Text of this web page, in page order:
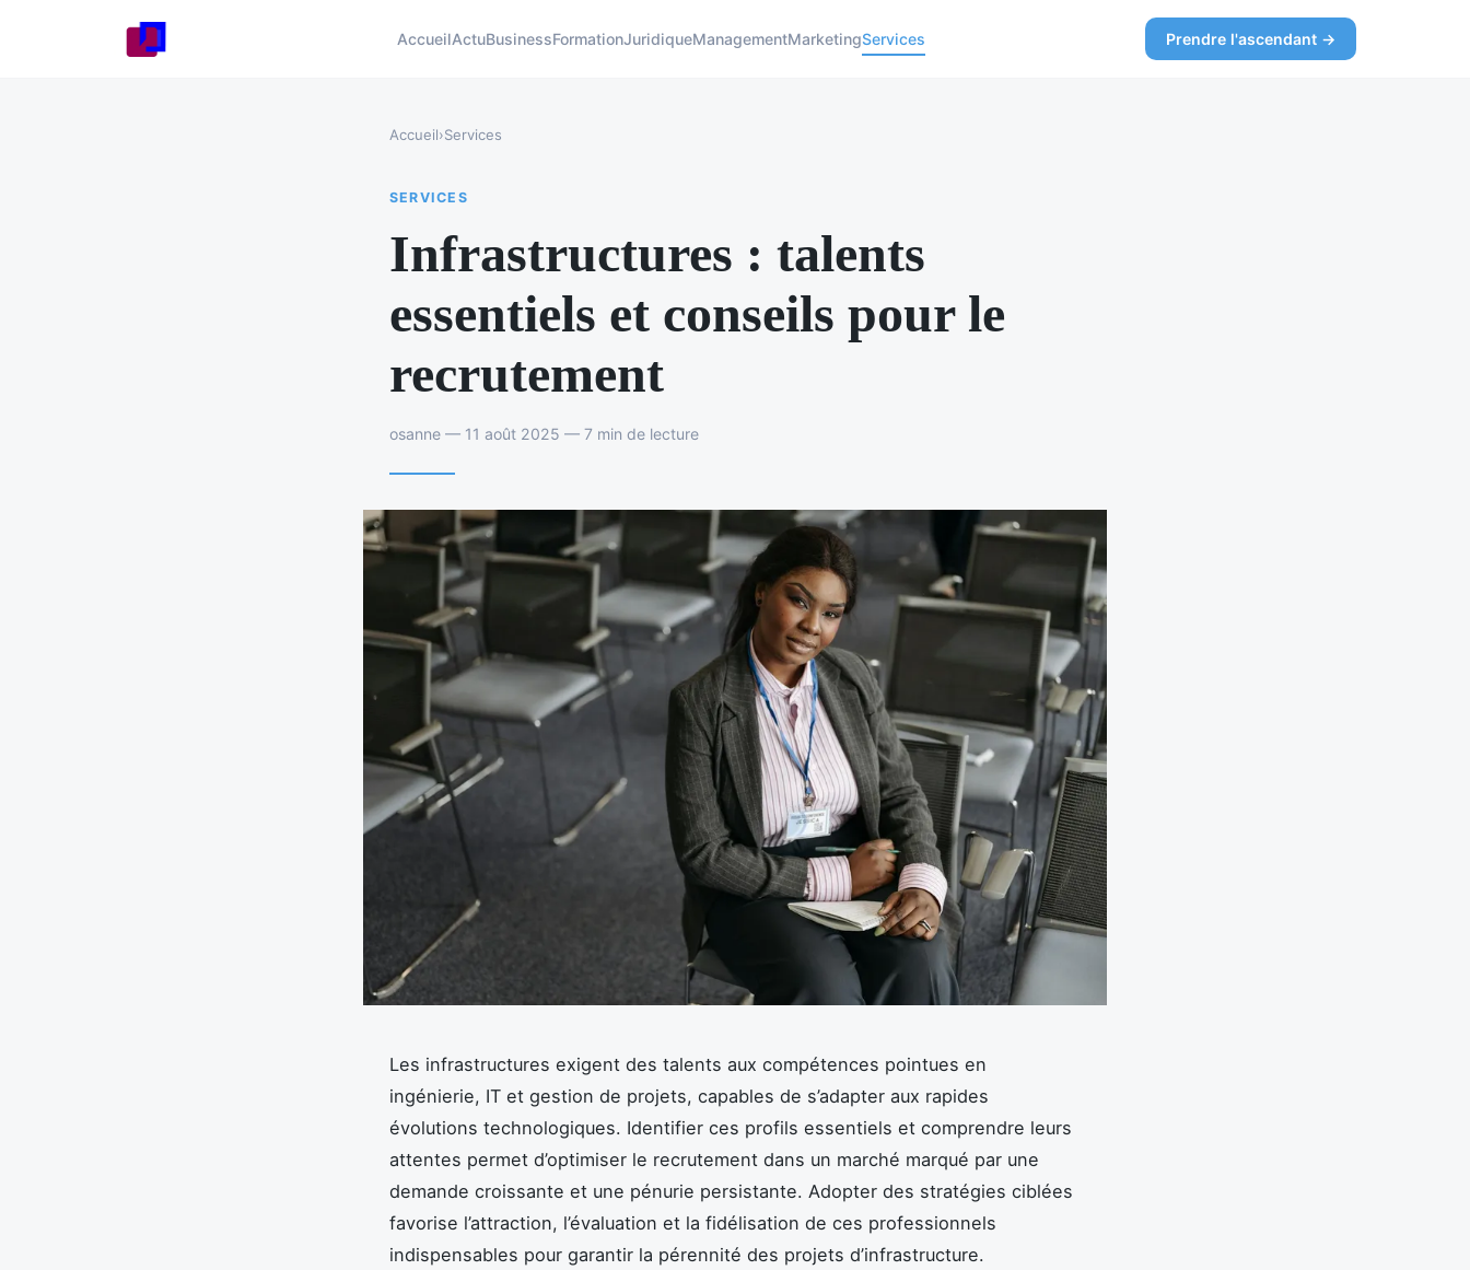
AccueilActuBusinessFormationJuridiqueManagementMarketingServices Prendre l'ascendant →
Accueil›Services
SERVICES
Infrastructures : talents
essentiels et conseils pour le
recrutement
osanne — 11 août 2025 — 7 min de lecture
Les infrastructures exigent des talents aux compétences pointues en
ingénierie, IT et gestion de projets, capables de s’adapter aux rapides
évolutions technologiques. Identifier ces profils essentiels et comprendre leurs
attentes permet d’optimiser le recrutement dans un marché marqué par une
demande croissante et une pénurie persistante. Adopter des stratégies ciblées
favorise l’attraction, l’évaluation et la fidélisation de ces professionnels
indispensables pour garantir la pérennité des projets d’infrastructure.